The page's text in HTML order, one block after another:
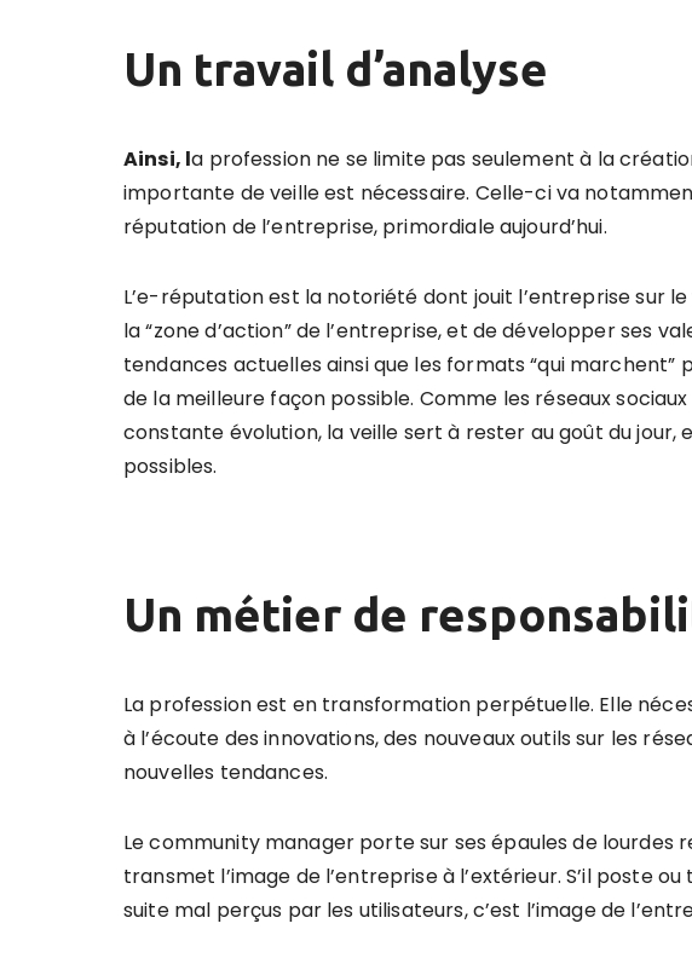
Un travail d ’analyse
Ainsi, la profession ne se limite pas seulement à la
importante de veille est nécessaire. Celle-ci va
réputation de l’entreprise, primordiale aujourd’hui.
L’e-réputation est la notoriété dont jouit l’entreprise sur
la “zone d’action” de l’entreprise, et de développer ses
tendances actuelles ainsi que les formats “qui marchent”
de la meilleure façon possible. Comme les réseaux
constante évolution, la veille sert à rester au goût du jour,
possibles.
Un métier de
La profession est en transformation perpétuelle. Elle
à l’écoute des innovations, des nouveaux outils sur les
nouvelles tendances.
Le community manager porte sur ses épaules de lourdes
transmet l’image de l’entreprise à l’extérieur. S’il poste
suite mal perçus par les utilisateurs, c’est l’image de